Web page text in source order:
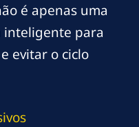
é apenas uma
inteligente para
evitar o ciclo